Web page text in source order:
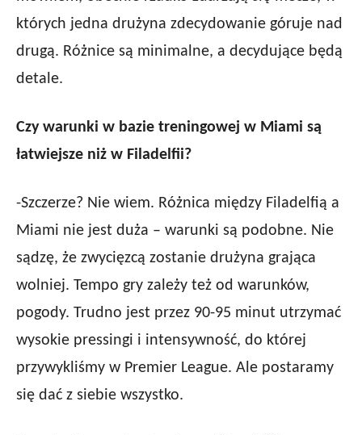
których jedna drużyna zdecydowanie góruje nad
drugą. Różnice są minimalne, a decydujące będą
detale.
Czy warunki w bazie treningowej w Miami są
łatwiejsze niż w Filadelfii?
-Szczerze? Nie wiem. Różnica między Filadelfią a
Miami nie jest duża – warunki są podobne. Nie
sądzę, że zwycięzcą zostanie drużyna grająca
wolniej. Tempo gry zależy też od warunków,
pogody. Trudno jest przez 90-95 minut utrzymać
wysokie pressingi i intensywność, do której
przywykliśmy w Premier League. Ale postaramy
się dać z siebie wszystko.